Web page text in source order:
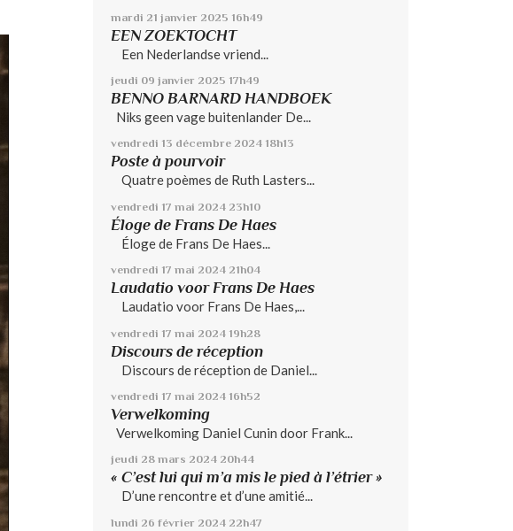
mardi 21 janvier 2025 16h49
EEN ZOEKTOCHT
Een Nederlandse vriend...
jeudi 09 janvier 2025 17h49
BENNO BARNARD HANDBOEK
Niks geen vage buitenlander De...
vendredi 13 décembre 2024 18h13
Poste à pourvoir
Quatre poèmes de Ruth Lasters...
vendredi 17 mai 2024 23h10
Éloge de Frans De Haes
Éloge de Frans De Haes...
vendredi 17 mai 2024 21h04
Laudatio voor Frans De Haes
Laudatio voor Frans De Haes,...
vendredi 17 mai 2024 19h28
Discours de réception
Discours de réception de Daniel...
vendredi 17 mai 2024 16h52
Verwelkoming
Verwelkoming Daniel Cunin door Frank...
jeudi 28 mars 2024 20h44
« C’est lui qui m’a mis le pied à l’étrier »
D’une rencontre et d’une amitié...
lundi 26 février 2024 22h47